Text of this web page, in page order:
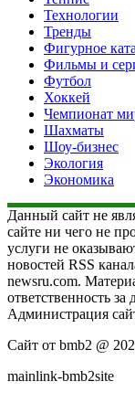
Технологии
Тренды
Фигурное
Фильмы и
Футбол
Хоккей
Чемпионат
Шахматы
Шоу-бизнес
Экология
Экономика
Данный сайт не
сайте ни чего не
услуги не
новостей RSS
newsru.com.
ответственность
Администрация
Сайт от bmb2 @
mainlink-bmb2site